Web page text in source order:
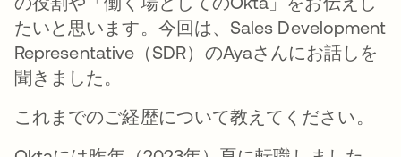
たいと思います。今回は、Sales Development
Representative（SDR）のAyaさんにお話しを
聞きました。
これまでのご経歴について教えてください。